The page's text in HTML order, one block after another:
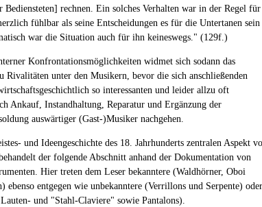
rechnen. Ein solches Verhalten war in der Regel für
fühlbar als seine Entscheidungen es für die Untertanen sein
war die Situation auch für ihn keineswegs." (129f.)
Konfrontationsmöglichkeiten widmet sich sodann das
Rivalitäten unter den Musikern, bevor die sich anschließenden
so interessanten und leider allzu oft
Ankauf, Instandhaltung, Reparatur und Ergänzung der
auswärtiger (Gast-)Musiker nachgehen.
und Ideengeschichte des 18. Jahrhunderts zentralen Aspekt
der folgende Abschnitt anhand der Dokumentation von
Hier treten dem Leser bekanntere (Waldhörner, Oboi
ebenso entgegen wie unbekanntere (Verrillons und Serpente) oder
und "Stahl-Claviere" sowie Pantalons).